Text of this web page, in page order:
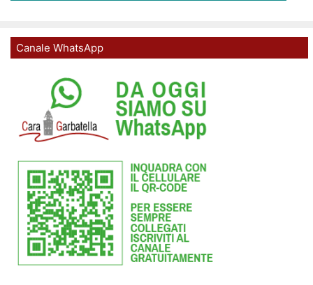
Canale WhatsApp